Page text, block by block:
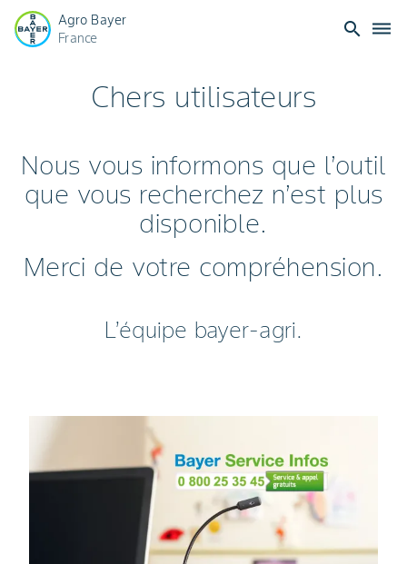
Agro Bayer
France
search dehaze
vous
recherchez
n’est
disponible
Chers utilisateurs
Nous vous informons que l’outil
que vous recherchez n’est plus
disponible.
Merci de votre compréhension.
L’équipe bayer-agri.